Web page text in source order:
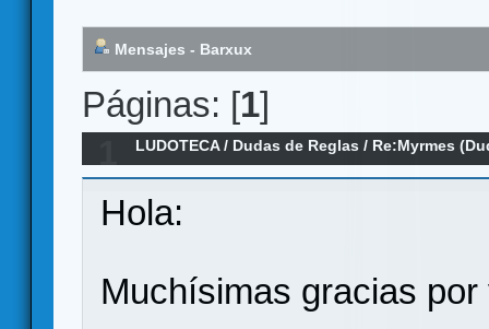
Mensajes - Barxux
Páginas: [1]
LUDOTECA/ Dudas de Reglas / Re:Myrmes
Hola:
Muchísimas gracias